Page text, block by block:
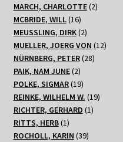
Produkte
MARCH, CHARLOTTE 22
MCBRIDE, WILL 1616
Produkte
MEUSSLING, DIRK 22
Produkte
MUELLER, JOERG VON 1212
NÜRNBERG, PETER 2828
PAIK, NAM JUNE 22
Produkte
POLKE, SIGMAR 1919
Produkte
REINKE, WILHELM W. 1919
RICHTER, GERHARD 11
RITTS, HERB 11
Produkt
ROCHOLL, KARIN 3939